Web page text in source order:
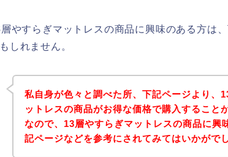
やすらぎマットレスの商品に興味のある方は
しれません。
私自身が色々と調べた所、下記ページより、
ットレスの商品がお得な価格で購入すること
なので、13層やすらぎマットレスの商品に興
記ページなどを参考にされてみてはいかがで